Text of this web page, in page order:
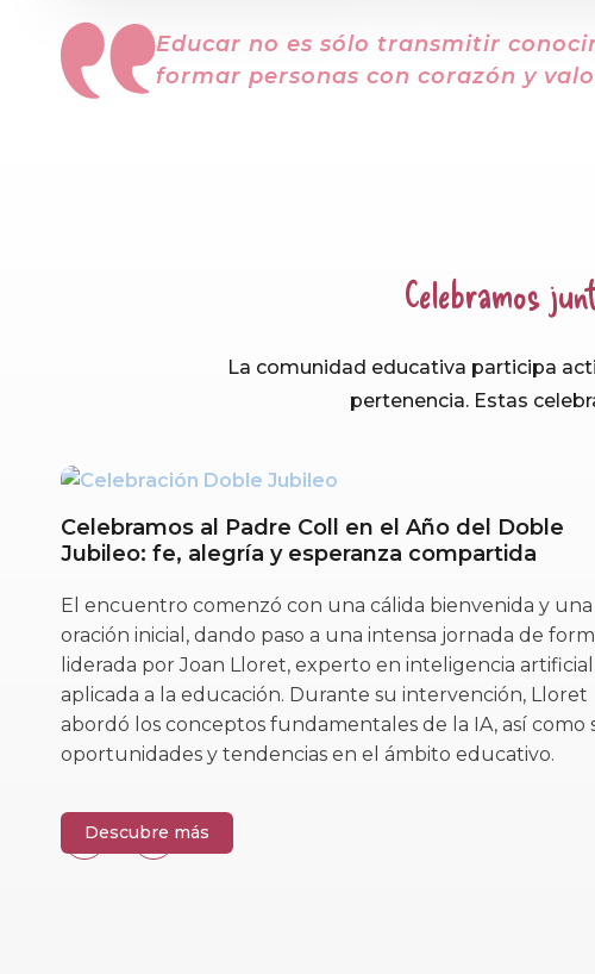
Educar no es sólo transmitir
formar personas con corazón y
Celebramos
La comunidad educativa participa
pertenencia. Estas
Celebramos al Padre Coll en el Año del Doble
Jubileo: fe, alegría y esperanza compartida
El encuentro comenzó con una cálida bienvenida y una
oración inicial, dando paso a una intensa jornada de
liderada por Joan Lloret, experto en inteligencia artificial
aplicada a la educación. Durante su intervención, Lloret
abordó los conceptos fundamentales de la IA, así como
oportunidades y tendencias en el ámbito educativo.
Descubre más